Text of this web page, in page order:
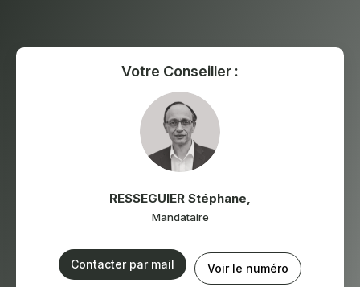
Votre Conseiller :
RESSEGUIER Stéphane
Mandataire
Contacter par mail Voir le numéro